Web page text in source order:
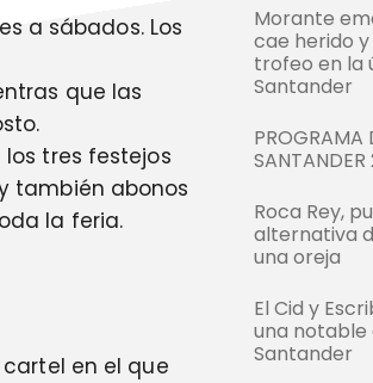
a sábados. Los
que las
tres festejos
también abonos
la feria.
cartel en el que
Morante
cae herido
trofeo en la
Santander
PROGRAMA
Roca Rey,
alternativa
una oreja
El Cid y
una notable
Santander